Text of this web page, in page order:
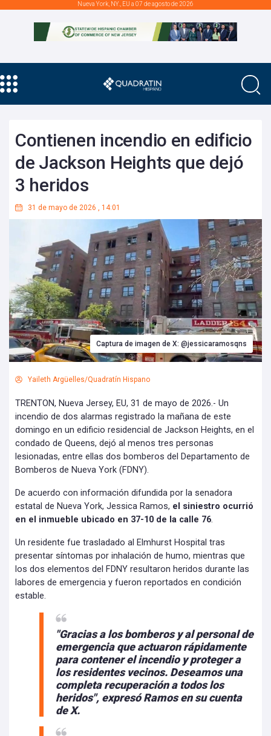
Nueva York, NY., EU a 07 de agosto de 2026
Contienen incendio en edificio
de Jackson Heights que dejó
3 heridos
31 de mayo de 2026 , 14:01
Captura de imagen de X: @jessicaramosqns
Yaileth Argüelles/Quadratín Hispano
TRENTON, Nueva Jersey, EU, 31 de mayo de 2026.- Un
incendio de dos alarmas registrado la mañana de este
domingo en un edificio residencial de Jackson Heights, en el
condado de Queens, dejó al menos tres personas
lesionadas, entre ellas dos bomberos del Departamento de
Bomberos de Nueva York (FDNY).
De acuerdo con información difundida por la senadora
estatal de Nueva York, Jessica Ramos, el siniestro ocurrió
en el inmueble ubicado en 37-10 de la calle 76.
Un residente fue trasladado al Elmhurst Hospital tras
presentar síntomas por inhalación de humo, mientras que
los dos elementos del FDNY resultaron heridos durante las
labores de emergencia y fueron reportados en condición
estable.
"Gracias a los bomberos y al personal de
emergencia que actuaron rápidamente
para contener el incendio y proteger a
los residentes vecinos. Deseamos una
completa recuperación a todos los
heridos", expresó Ramos en su cuenta
de X.